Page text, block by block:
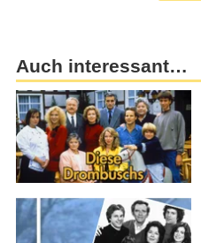
Auch interessant…